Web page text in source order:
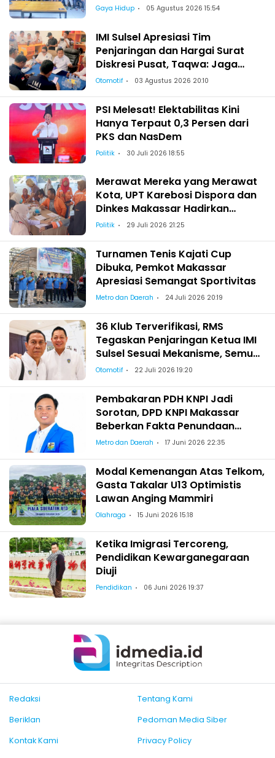
Gaya Hidup 05 Agustus 2026 15:54
IMI Sulsel Apresiasi Tim
Penjaringan dan Hargai Surat
Diskresi Pusat, Taqwa: Jaga
Kekeluargaan-Kebersamaan
Otomotif 03 Agustus 2026 20:10
PSI Melesat! Elektabilitas Kini
Hanya Terpaut 0,3 Persen dari
PKS dan NasDem
Politik 30 Juli 2026 18:55
Merawat Mereka yang Merawat
Kota, UPT Karebosi Dispora dan
Dinkes Makassar Hadirkan
Pemeriksaan Kesehatan bagi
Politik 29 Juli 2026 21:25
Turnamen Tenis Kajati Cup
Dibuka, Pemkot Makassar
Apresiasi Semangat Sportivitas
Metro dan Daerah 24 Juli 2026 20:19
36 Klub Terverifikasi, RMS
Tegaskan Penjaringan Ketua IMI
Sulsel Sesuai Mekanisme, Semua
Berhak Maju!
Otomotif 22 Juli 2026 19:20
Pembakaran PDH KNPI Jadi
Sorotan, DPD KNPI Makassar
Beberkan Fakta Penundaan
Pelantikan Wajo
Metro dan Daerah 17 Juni 2026 22:35
Modal Kemenangan Atas Telkom,
Gasta Takalar U13 Optimistis
Lawan Anging Mammiri
Olahraga 15 Juni 2026 15:18
Ketika Imigrasi Tercoreng,
Pendidikan Kewarganegaraan
Diuji
Pendidikan 06 Juni 2026 19:37
Redaksi
Tentang Kami
Beriklan
Pedoman Media Siber
Kontak Kami
Privacy Policy